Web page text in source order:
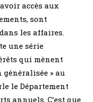
accès aux
sont
les affaires.
une série
qui mènent
» au
le Département
annuels. C’est que